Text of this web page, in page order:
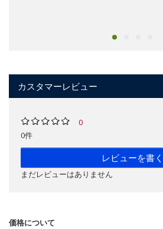
カスタマーレビュー
0
0件
レビューを書く
まだレビューはありません
価格について